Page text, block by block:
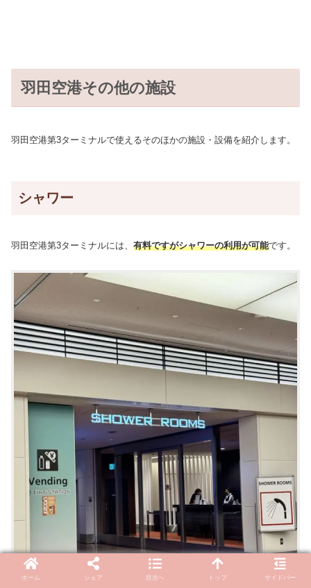
羽田空港その他の施設
羽田空港第3ターミナルで使えるそのほかの施設・設備を紹介します。
シャワー
羽田空港第3ターミナルには、 有料ですがシャワーの利用が可能です。
ホーム シェア 目次へ トップ サイドバー